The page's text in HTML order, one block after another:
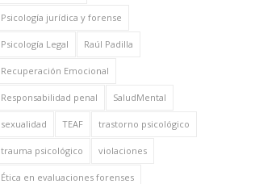
Psicología jurídica y forense
Psicología Legal Raúl Padilla
Recuperación Emocional
Responsabilidad penal SaludMental
sexualidad TEAF trastorno psicológico
trauma psicológico violaciones
Ética en evaluaciones forenses